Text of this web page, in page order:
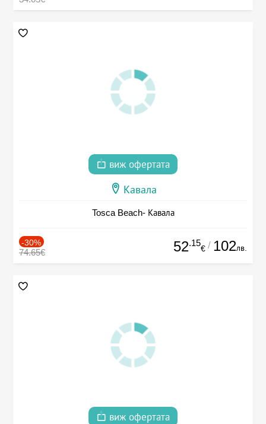
виж офертата
Кавала
Tosca Beach- Кавала
-30%
74.65€ 52.15
€ / 102лв.
виж офертата